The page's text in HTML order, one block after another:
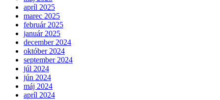
apríl 2025
marec 2025
február 2025
január 2025
december 2024
október 2024
september 2024
júl 2024
jún 2024
máj 2024
apríl 2024